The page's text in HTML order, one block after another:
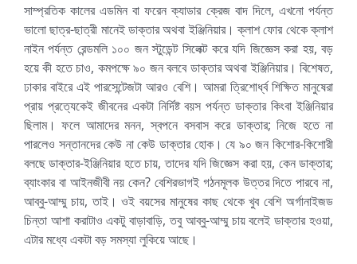
সাম্প্রতিক কালের এডমিন বা ফরেন ক্যাডার ক্রেজ বাদ দিলে, এখনো পর্যন্ত
ভালো ছাত্র-ছাত্রী মানেই ডাক্তার অথবা ইঞ্জিনিয়ার। ক্লাশ ফোর থেকে ক্লাশ
নাইন পর্যন্ত রেন্ডমলি ১০০ জন স্টুডেন্ট সিলেক্ট করে যদি জিজ্ঞেস করা হয়, বড়
হয়ে কী হতে চাও, কমপক্ষে ৯০ জন বলবে ডাক্তার অথবা ইঞ্জিনিয়ার। বিশেষত,
ঢাকার বাইরে এই পারসেন্টেজটা আরও বেশি। আমরা ত্রিশোর্ধ্ব শিক্ষিত মানুষেরা
প্রায় প্রত্যেকেই জীবনের একটা নির্দিষ্ট বয়স পর্যন্ত ডাক্তার কিংবা ইঞ্জিনিয়ার
ছিলাম। ফলে আমাদের মনন, স্বপনে বসবাস করে ডাক্তার; নিজে হতে না
পারলেও সন্তানদের কেউ না কেউ ডাক্তার হোক। যে ৯০ জন কিশোর-কিশোরী
বলছে ডাক্তার-ইঞ্জিনিয়ার হতে চায়, তাদের যদি জিজ্ঞেস করা হয়, কেন ডাক্তার;
ব্যাংকার বা আইনজীবী নয় কেন? বেশিরভাগই গঠনমূলক উত্তর দিতে পারবে না,
আব্বু-আম্মু চায়, তাই। ওই বয়সের মানুষের কাছ থেকে খুব বেশি অর্গানাইজড
চিন্তা আশা করাটাও একটু বাড়াবাড়ি, তবু আব্বু-আম্মু চায় বলেই ডাক্তার হওয়া,
এটার মধ্যে একটা বড় সমস্যা লুকিয়ে আছে।